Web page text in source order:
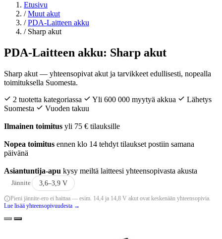
Etusivu
/ Muut akut
/ PDA-Laitteen akku
/ Sharp akut
PDA-Laitteen akku: Sharp akut
Sharp akut — yhteensopivat akut ja tarvikkeet edullisesti, nopealla
toimituksella Suomesta.
2 tuotetta kategoriassa
Yli 600 000 myytyä akkua
Lähetys
Suomesta
Vuoden takuu
Ilmainen toimitus yli 75 € tilauksille
Nopea toimitus ennen klo 14 tehdyt tilaukset postiin samana
päivänä
Asiantuntija-apu kysy meiltä laitteesi yhteensopivasta akusta
Jännite 3,6–3,9 V
Pieni jännite-ero ei haittaa — esim. 14,4 ja 14,8 V akut ovat keskenään yhteensopivia.
Lue lisää yhteensopivuudesta →